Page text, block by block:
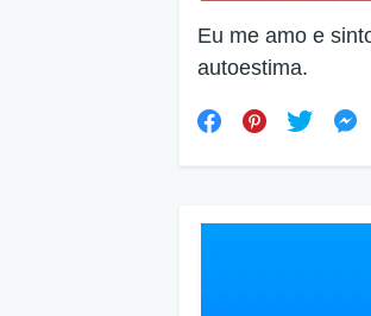
Eu me amo e
autoestima.